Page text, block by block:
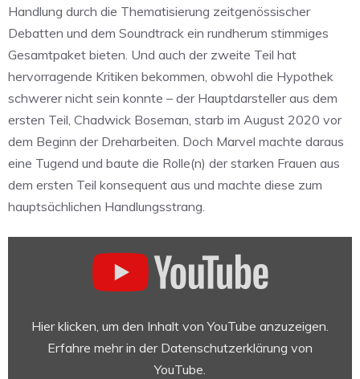
Handlung durch die Thematisierung zeitgenössischer
Debatten und dem Soundtrack ein rundherum stimmiges
Gesamtpaket bieten. Und auch der zweite Teil hat
hervorragende Kritiken bekommen, obwohl die Hypothek
schwerer nicht sein konnte – der Hauptdarsteller aus dem
ersten Teil, Chadwick Boseman, starb im August 2020 vor
dem Beginn der Dreharbeiten. Doch Marvel machte daraus
eine Tugend und baute die Rolle(n) der starken Frauen aus
dem ersten Teil konsequent aus und machte diese zum
hauptsächlichen Handlungsstrang.
Wakanda
Forever
Hier klicken, um den Inhalt von YouTube anzuzeigen.
Erfahre mehr in der Datenschutzerklärung von
YouTube.